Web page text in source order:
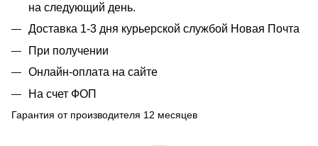
на следующий день.
Доставка 1-3 дня курьерской службой Новая Почта
При получении
Онлайн-оплата на сайте
На счет ФОП
Гарантия от производителя 12 месяцев